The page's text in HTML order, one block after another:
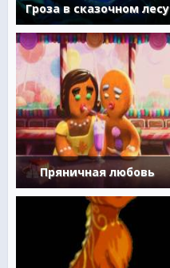
Гроза в сказочном лесу
Пряничная любовь